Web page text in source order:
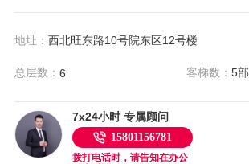
地址： 西北旺东路10号院东区12号楼
总层数： 6 客梯数：5部
7x24小时 专属顾问
15801156781
拨打电话时，请告知在办公